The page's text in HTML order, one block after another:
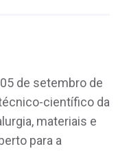
de setembro de
científico da
materiais e
para a